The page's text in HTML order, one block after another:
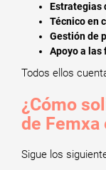
Estrategias
Técnico en
Gestión de
Apoyo a las
Todos ellos
¿Cómo
de Femxa
Sigue los